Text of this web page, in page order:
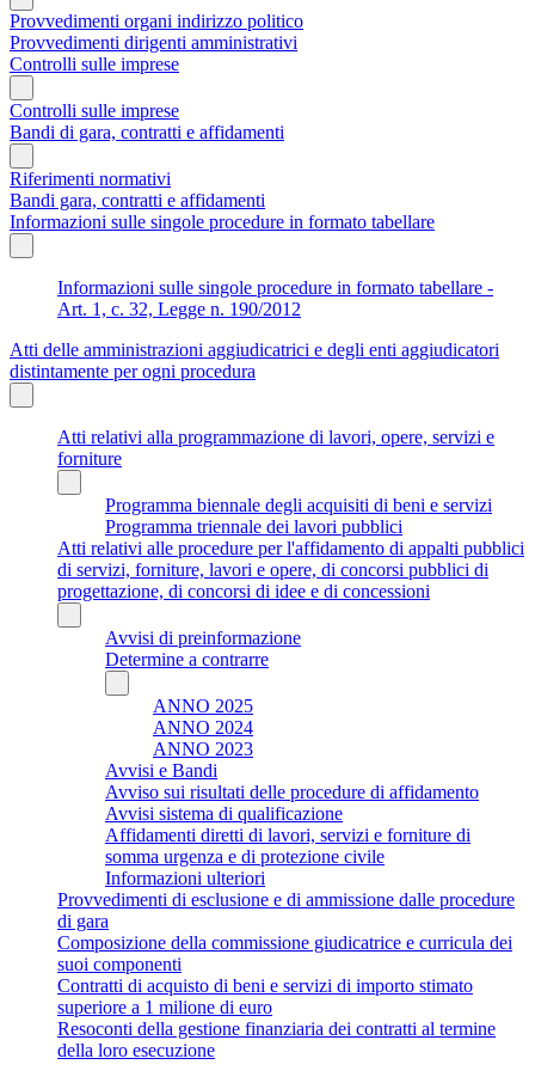
Provvedimenti organi indirizzo politico
Provvedimenti dirigenti amministrativi
Controlli sulle imprese
Controlli sulle imprese
Bandi di gara, contratti e affidamenti
Riferimenti normativi
Bandi gara, contratti e affidamenti
Informazioni sulle singole procedure in formato tabellare
Informazioni sulle singole procedure in formato tabellare -
Art. 1, c. 32, Legge n. 190/2012
Atti delle amministrazioni aggiudicatrici e degli enti aggiudicatori
distintamente per ogni procedura
Atti relativi alla programmazione di lavori, opere, servizi e
forniture
Programma biennale degli acquisiti di beni e servizi
Programma triennale dei lavori pubblici
Atti relativi alle procedure per l'affidamento di appalti pubblici
di servizi, forniture, lavori e opere, di concorsi pubblici di
progettazione, di concorsi di idee e di concessioni
Avvisi di preinformazione
Determine a contrarre
ANNO 2025
ANNO 2024
ANNO 2023
Avvisi e Bandi
Avviso sui risultati delle procedure di affidamento
Avvisi sistema di qualificazione
Affidamenti diretti di lavori, servizi e forniture di
somma urgenza e di protezione civile
Informazioni ulteriori
Provvedimenti di esclusione e di ammissione dalle procedure
di gara
Composizione della commissione giudicatrice e curricula dei
suoi componenti
Contratti di acquisto di beni e servizi di importo stimato
superiore a 1 milione di euro
Resoconti della gestione finanziaria dei contratti al termine
della loro esecuzione